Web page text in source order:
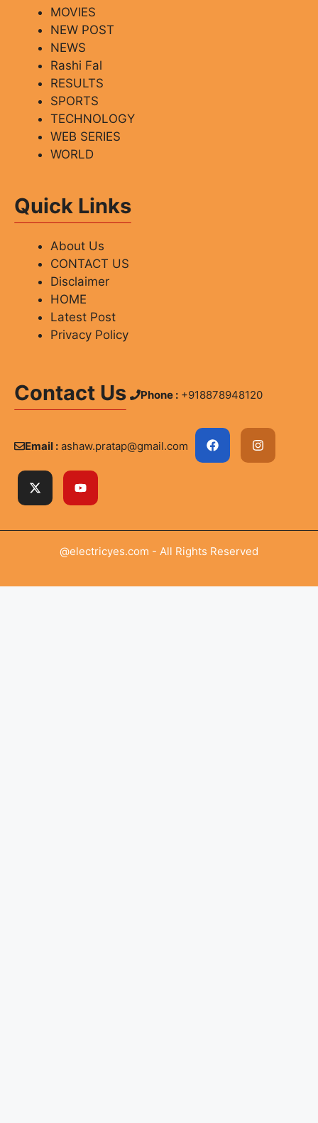
MOVIES
NEW POST
NEWS
Rashi Fal
RESULTS
SPORTS
TECHNOLOGY
WEB SERIES
WORLD
Quick Links
About Us
CONTACT US
Disclaimer
HOME
Latest Post
Privacy Policy
Contact Us Phone : +918878948120
Email : ashaw.pratap@gmail.com
@electricyes.com - All Rights Reserved